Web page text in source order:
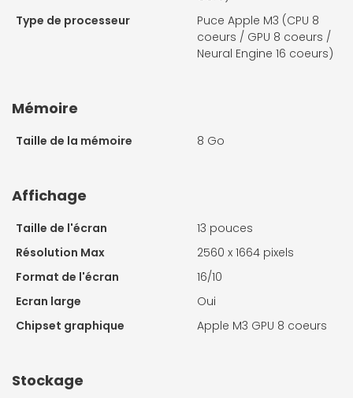
Type de processeur
Puce Apple M3 (CPU 8
coeurs / GPU 8 coeurs /
Neural Engine 16 coeurs)
Mémoire
Taille de la mémoire 8 Go
Affichage
Taille de l'écran
13 pouces
Résolution Max
2560 x 1664 pixels
Format de l'écran
16/10
Ecran large
Oui
Chipset graphique
Apple M3 GPU 8 coeurs
Stockage